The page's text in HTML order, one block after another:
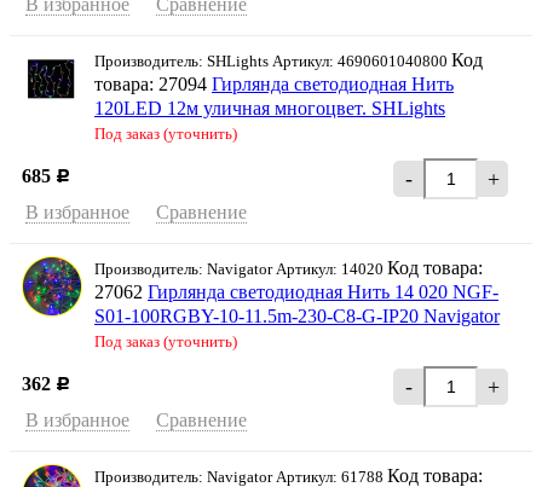
Производитель: SHLights Артикул: 4690601040800 Код
товара: 27094 Гирлянда светодиодная Нить
120LED 12м уличная многоцвет. SHLights
Под заказ (уточнить)
685 Р - +
В избранное Сравнение
Производитель: Navigator Артикул: 14020 Код товара:
27062 Гирлянда светодиодная Нить 14 020 NGF-
S01-100RGBY-10-11.5m-230-C8-G-IP20 Navigator
Под заказ (уточнить)
362 Р - +
В избранное Сравнение
Производитель: Navigator Артикул: 61788 Код товара: